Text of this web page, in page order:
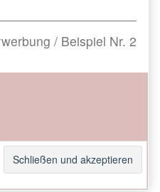
/ Beispiel Nr. 2